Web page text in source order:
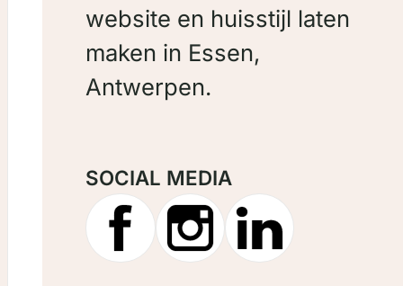
website en huisstijl laten
maken in Essen,
Antwerpen.
SOCIAL MEDIA